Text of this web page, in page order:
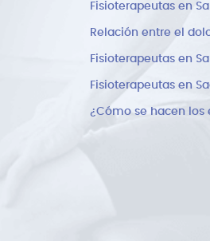
Fisioterapeutas en
Relación entre el
Fisioterapeutas en
Fisioterapeutas en